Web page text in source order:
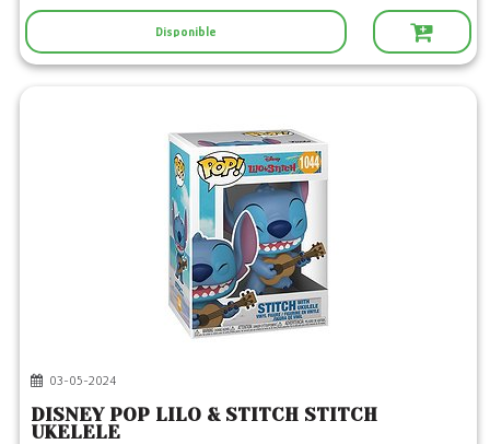
Disponible
03-05-2024
DISNEY POP LILO & STITCH STITCH
UKELELE